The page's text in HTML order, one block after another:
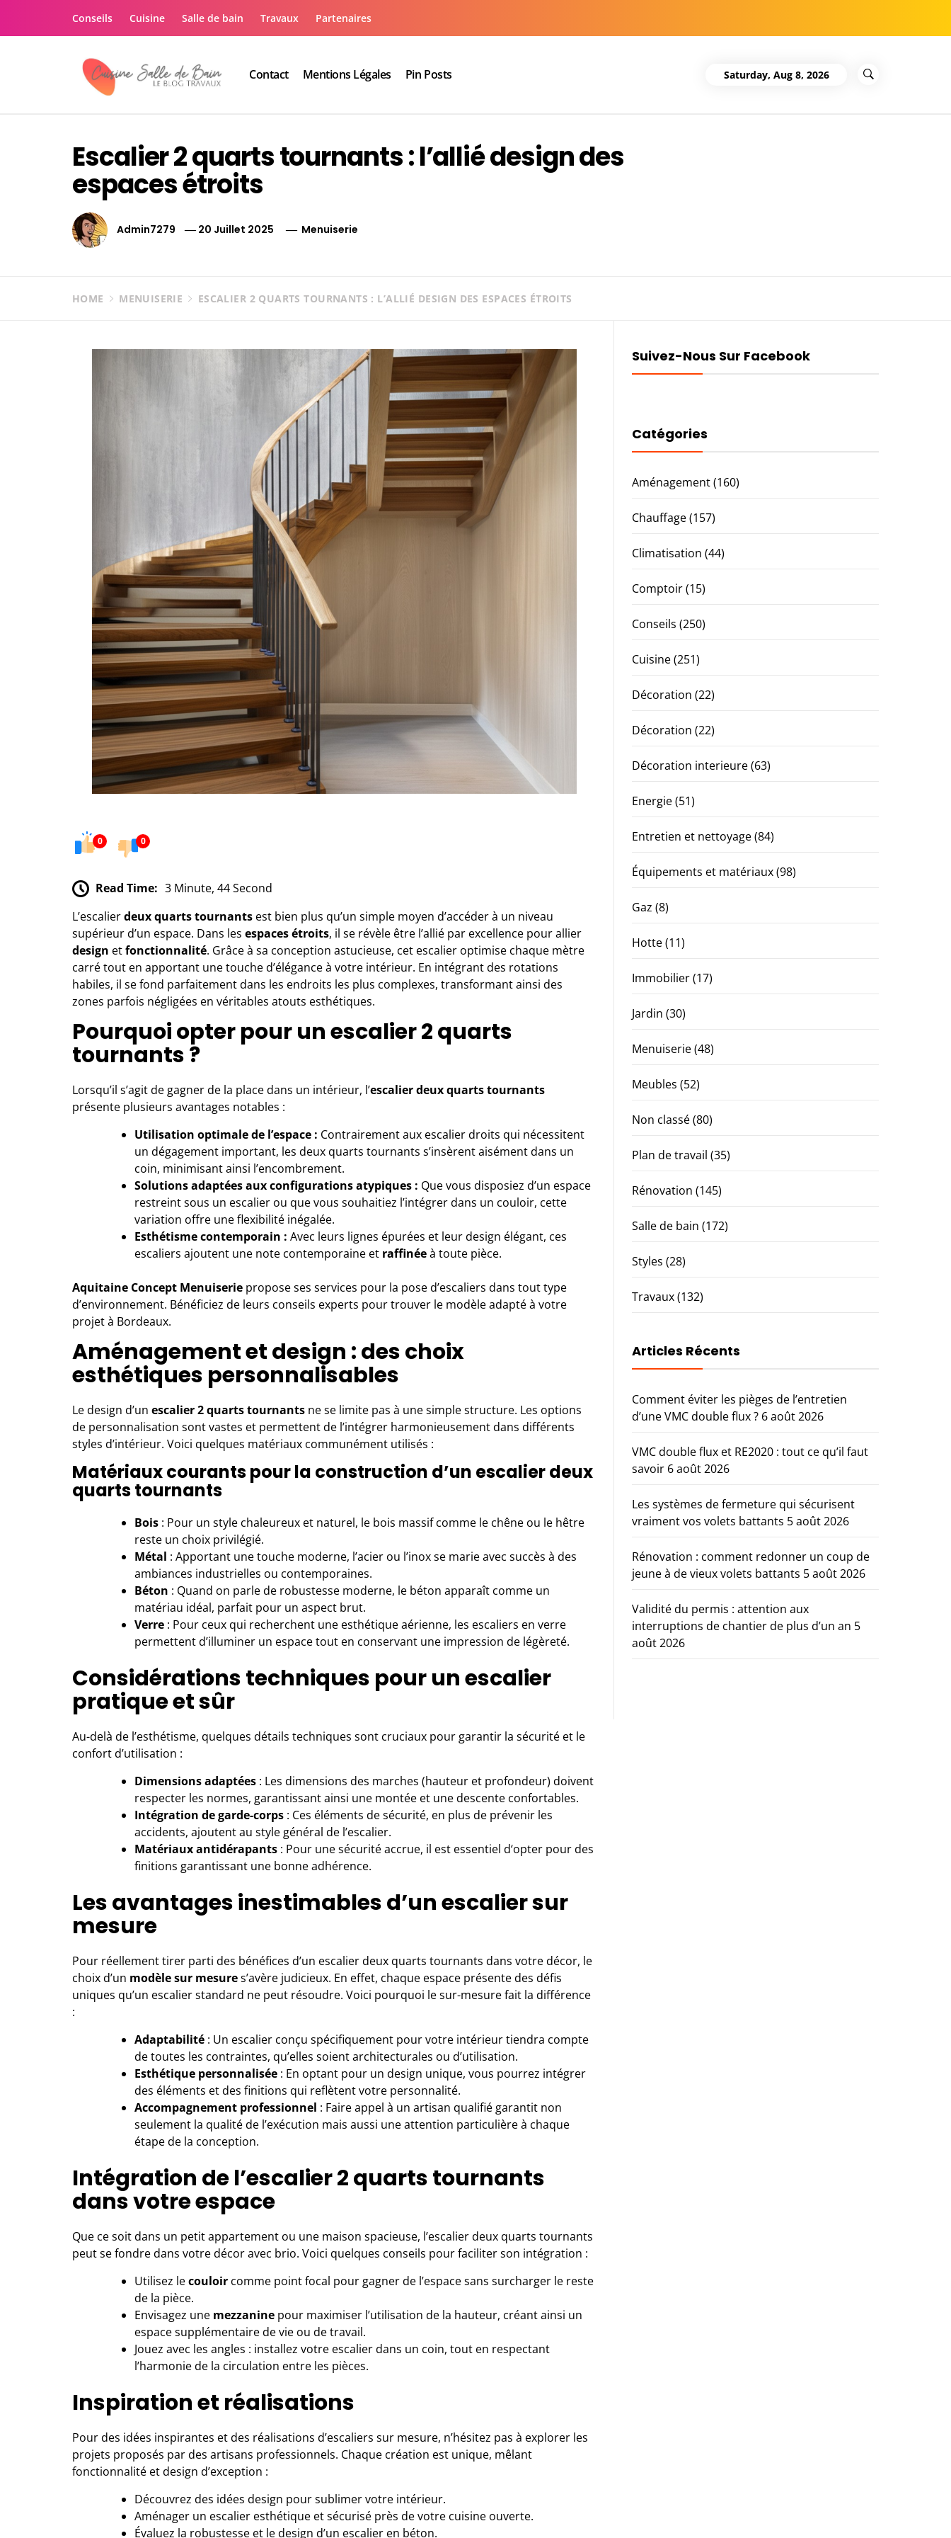
Conseils Cuisine Salle de bain Travaux Partenaires
Contact Mentions Légales Pin Posts Saturday, Aug 8, 2026
Escalier 2 quarts tournants : l’allié design des
espaces étroits
Admin7279 20 Juillet 2025 Menuiserie
HOME MENUISERIE ESCALIER 2 QUARTS TOURNANTS : L’ALLIÉ DESIGN DES ESPACES ÉTROITS
0 0
Read Time: 3 Minute, 44 Second
L’escalierdeux quarts tournants est bien plus qu’un simple moyen d’accéder à un niveau
supérieur d’un espace. Dans les espaces étroits, il se révèle être l’allié par excellence pour allier
design etfonctionnalité. Grâce à sa conception astucieuse, cet escalier optimise chaque mètre
carré tout en apportant une touche d’élégance à votre intérieur. En intégrant des rotations
habiles, il se fond parfaitement dans les endroits les plus complexes, transformant ainsi des
zones parfois négligées en véritables atouts esthétiques.
Pourquoi opter pour un escalier 2 quarts
tournants ?
Lorsqu’il s’agit de gagner de la place dans un intérieur, l’escalier deux quarts tournants
présente plusieurs avantages notables :
Utilisation optimale de l’espace : Contrairement aux escalier droits qui nécessitent
un dégagement important, les deux quarts tournants s’insèrent aisément dans un
coin, minimisant ainsi l’encombrement.
Solutions adaptées aux configurations atypiques : Que vous disposiez d’un espace
restreint sous un escalier ou que vous souhaitiez l’intégrer dans un couloir, cette
variation offre une flexibilité inégalée.
Esthétisme contemporain : Avec leurs lignes épurées et leur design élégant, ces
escaliers ajoutent une note contemporaine et raffinéeà toute pièce.
Aquitaine Concept Menuiserie propose ses services pour la pose d’escaliers dans tout type
d’environnement. Bénéficiez de leurs conseils experts pour trouver le modèle adapté à votre
projet à Bordeaux.
Aménagement et design : des choix
esthétiques personnalisables
Le design d’un escalier 2 quarts tournants ne se limite pas à une simple structure. Les options
de personnalisation sont vastes et permettent de l’intégrer harmonieusement dans différents
styles d’intérieur. Voici quelques matériaux communément utilisés :
Matériaux courants pour la construction d’un escalier deux
quarts tournants
Bois : Pour un style chaleureux et naturel, le bois massif comme le chêne ou le hêtre
reste un choix privilégié.
Métal : Apportant une touche moderne, l’acier ou l’inox se marie avec succès à des
ambiances industrielles ou contemporaines.
Béton : Quand on parle de robustesse moderne, le béton apparaît comme un
matériau idéal, parfait pour un aspect brut.
Verre : Pour ceux qui recherchent une esthétique aérienne, les escaliers en verre
permettent d’illuminer un espace tout en conservant une impression de légèreté.
Considérations techniques pour un escalier
pratique et sûr
Au-delà de l’esthétisme, quelques détails techniques sont cruciaux pour garantir la sécurité et le
confort d’utilisation :
Dimensions adaptées : Les dimensions des marches (hauteur et profondeur) doivent
respecter les normes, garantissant ainsi une montée et une descente confortables.
Intégration de garde-corps : Ces éléments de sécurité, en plus de prévenir les
accidents, ajoutent au style général de l’escalier.
Matériaux antidérapants : Pour une sécurité accrue, il est essentiel d‘opter pour des
finitions garantissant une bonne adhérence.
Les avantages inestimables d’un escalier sur
mesure
Pour réellement tirer parti des bénéfices d’un escalier deux quarts tournants dans votre décor, le
choix d’un modèle sur mesures’avère judicieux. En effet, chaque espace présente des défis
uniques qu’un escalier standard ne peut résoudre. Voici pourquoi le sur-mesure fait la différence
:
Adaptabilité : Un escalier conçu spécifiquement pour votre intérieur tiendra compte
de toutes les contraintes, qu’elles soient architecturales ou d’utilisation.
Esthétique personnalisée : En optant pour un design unique, vous pourrez intégrer
des éléments et des finitions qui reflètent votre personnalité.
Accompagnement professionnel : Faire appel à un artisan qualifié garantit non
seulement la qualité de l’exécution mais aussi une attention particulière à chaque
étape de la conception.
Intégration de l’escalier 2 quarts tournants
dans votre espace
Que ce soit dans un petit appartement ou une maison spacieuse, l’escalier deux quarts tournants
peut se fondre dans votre décor avec brio. Voici quelques conseils pour faciliter son intégration :
Utilisez lecouloir comme point focal pour gagner de l’espace sans surcharger le reste
de la pièce.
Envisagez une mezzanine pour maximiser l’utilisation de la hauteur, créant ainsi un
espace supplémentaire de vie ou de travail.
Jouez avec les angles : installez votre escalier dans un coin, tout en respectant
l’harmonie de la circulation entre les pièces.
Inspiration et réalisations
Pour des idées inspirantes et des réalisations d’escaliers sur mesure, n’hésitez pas à explorer les
projets proposés par des artisans professionnels. Chaque création est unique, mêlant
fonctionnalité et design d’exception :
Découvrez des idées design pour sublimer votre intérieur.
Aménager un escalier esthétique et sécurisé près de votre cuisine ouverte.
Évaluez la robustesse et le design d’un escalier en béton.
Suivez-Nous Sur Facebook
Catégories
Aménagement(160)
Chauffage(157)
Climatisation (44)
Comptoir(15)
Conseils (250)
Cuisine(251)
Décoration (22)
Décoration (22)
Décoration interieure(63)
Energie(51)
Entretien et nettoyage(84)
Équipements et matériaux(98)
Gaz (8)
Hotte(11)
Immobilier(17)
Jardin (30)
Menuiserie(48)
Meubles (52)
Non classé(80)
Plan de travail (35)
Rénovation (145)
Salle de bain (172)
Styles (28)
Travaux(132)
Articles Récents
Comment éviter les pièges de l’entretien
d’une VMC double flux ? 6 août 2026
VMC double flux et RE2020 : tout ce qu’il faut
savoir 6 août 2026
Les systèmes de fermeture qui sécurisent
vraiment vos volets battants 5 août 2026
Rénovation : comment redonner un coup de
jeune à de vieux volets battants 5 août 2026
Validité du permis : attention aux
interruptions de chantier de plus d’un an 5
août 2026